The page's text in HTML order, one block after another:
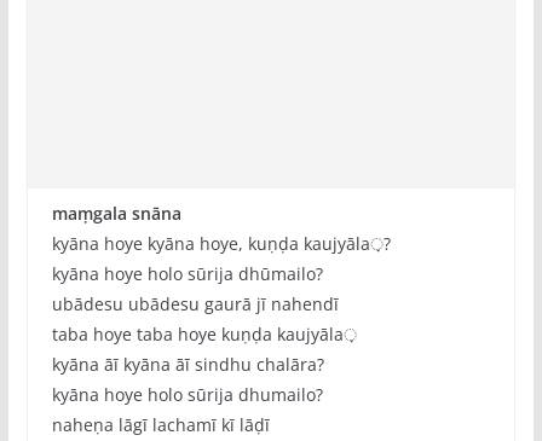
maṃgala snāna
kyāna hoye kyāna hoye, kuṇḍa kaujyāla़?
kyāna hoye holo sūrija dhūmailo?
ubādesu ubādesu gaurā jī nahendī
taba hoye taba hoye kuṇḍa kaujyāla़
kyāna āī kyāna āī sindhu chalāra?
kyāna hoye holo sūrija dhumailo?
naheṇa lāgī lachamī kī lāḍī